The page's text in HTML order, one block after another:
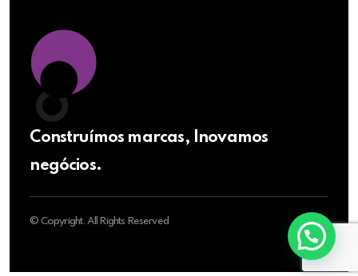
Construímos marcas, Inovamos
negócios.
© Copyright. All Rights Reserved